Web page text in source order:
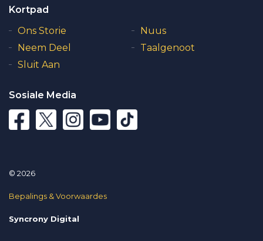
Kortpad
Ons Storie
Nuus
Neem Deel
Taalgenoot
Sluit Aan
Sosiale Media
© 2026
Bepalings & Voorwaardes
Syncrony Digital